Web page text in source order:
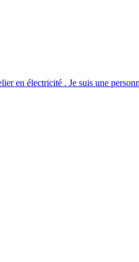
en électricité . Je suis une